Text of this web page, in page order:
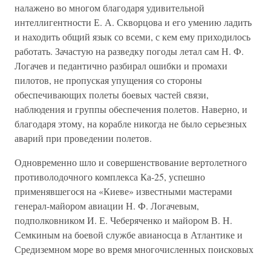
налажено во многом благодаря удивительной
интеллигентности Е. А. Скворцова и его умению ладить
и находить общий язык со всеми, с кем ему приходилось
работать. Зачастую на разведку погоды летал сам Н. Ф.
Логачев и педантично разбирал ошибки и промахи
пилотов, не пропуская упущения со стороны
обеспечивающих полеты боевых частей связи,
наблюдения и группы обеспечения полетов. Наверно, и
благодаря этому, на корабле никогда не было серьезных
аварий при проведении полетов.
Одновременно шло и совершенствование вертолетного
противолодочного комплекса Ка-25, успешно
применявшегося на «Киеве» известными мастерами
генерал-майором авиации Н. Ф. Логачевым,
подполковником И. Е. Чеберяченко и майором В. Н.
Семкиным на боевой службе авианосца в Атлантике и
Средиземном море во время многочисленных поисковых